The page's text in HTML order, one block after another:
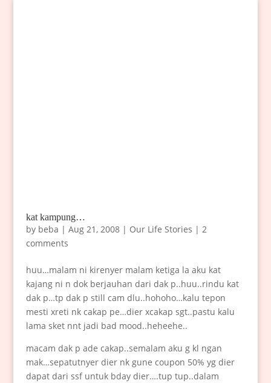
kat kampung…
by beba | Aug 21, 2008| Our Life Stories | 2
comments
huu…malam ni kirenyer malam ketiga la aku kat
kajang ni n dok berjauhan dari dak p..huu..rindu kat
dak p…tp dak p still cam dlu..hohoho…kalu tepon
mesti xreti nk cakap pe…dier xcakap sgt..pastu kalu
lama sket nnt jadi bad mood..heheehe..
macam dak p ade cakap..semalam aku g kl ngan
mak…sepatutnyer dier nk gune coupon 50% yg dier
dapat dari ssf untuk bday dier….tup tup..dalam